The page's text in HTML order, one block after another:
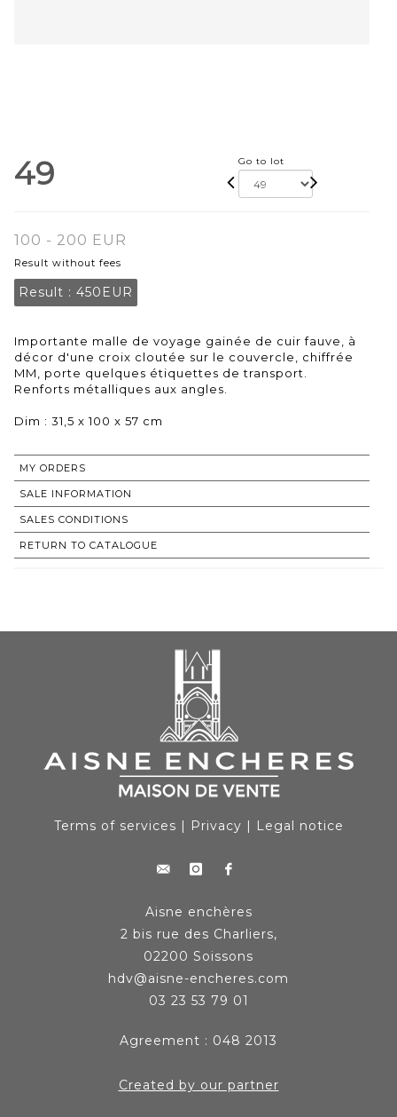
49 Go to lot
100 - 200 EUR
Result without fees
Result : 450EUR
Importante malle de voyage gainée de cuir fauve, à
décor d'une croix cloutée sur le couvercle, chiffrée
MM, porte quelques étiquettes de transport.
Renforts métalliques aux angles.
Dim : 31,5 x 100 x 57 cm
MY ORDERS
SALE INFORMATION
SALES CONDITIONS
RETURN TO CATALOGUE
Terms of services | Privacy | Legal notice
Aisne enchères
2 bis rue des Charliers,
02200 Soissons
hdv@aisne-encheres.com
03 23 53 79 01
Agreement : 048 2013
Created by our partner